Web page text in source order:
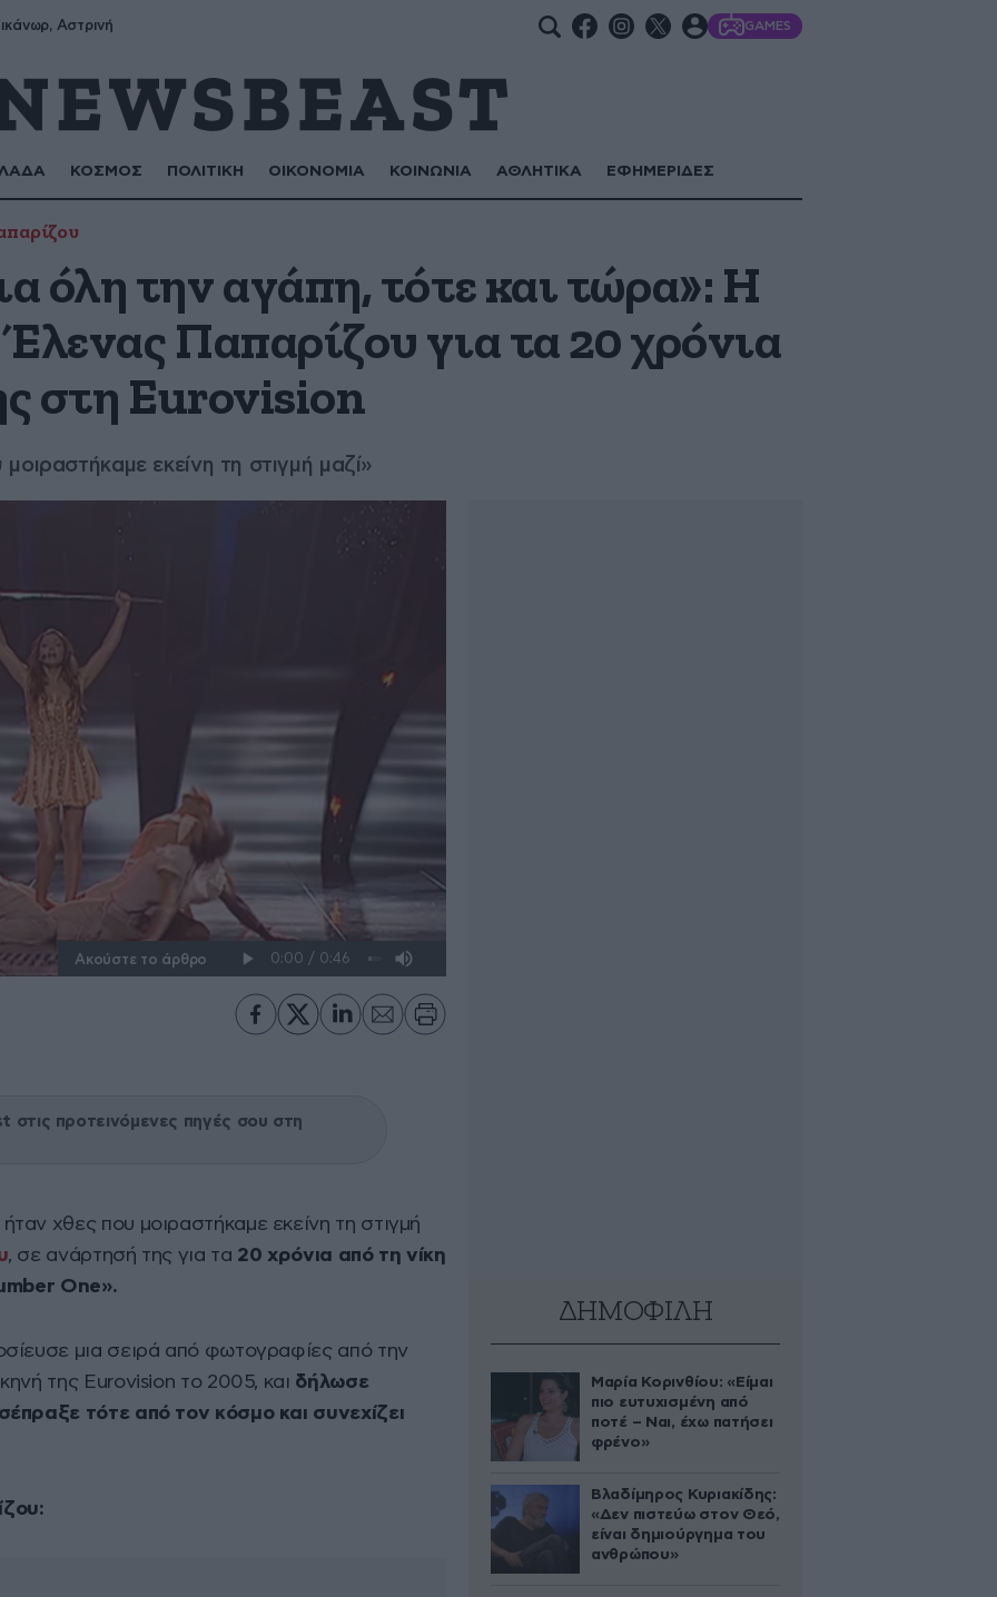
Αστρινή GAMES
ΚΟΣΜΟΣ ΠΟΛΙΤΙΚΗ ΟΙΚΟΝΟΜΙΑ ΚΟΙΝΩΝΙΑ ΑΘΛΗΤΙΚΑ ΕΦΗΜΕΡΙΔΕΣ
όλη την αγάπη, τότε και τώρα»: Η
Παπαρίζου για τα 20 χρόνια
στη Eurovision
εκείνη τη στιγμή μαζί»
Ακούστε το άρθρο
στις προτεινόμενες πηγές σου στη
χθες που μοιραστήκαμε εκείνη τη στιγμή
, σε ανάρτησή της για τα 20 χρόνια από τη νίκη
One».
μια σειρά από φωτογραφίες από την
της Eurovision το 2005, και δήλωσε
τότε από τον κόσμο και συνεχίζει
ΔΗΜΟΦΙΛΗ
Μαρία Κορινθίου: «Είμαι
πιο ευτυχισμένη από
ποτέ – Ναι, έχω πατήσει
φρένο»
Βλαδίμηρος Κυριακίδης:
«Δεν πιστεύω στον Θεό,
είναι δημιούργημα του
ανθρώπου»